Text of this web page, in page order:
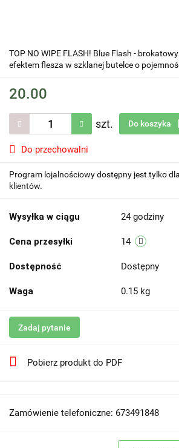
TOP NO WIPE FLASH! Blue Flash -
efektem flesza w szklanej butelce o
20.00
szt. Do koszyka
Do przechowalni
Program lojalnościowy dostępny jest tylko
klientów.
Wysyłka w ciągu 24 godziny
Cena przesyłki 14
Dostępność Dostępny
Waga 0.15 kg
Zadaj pytanie
Pobierz produkt do PDF
Zamówienie telefoniczne: 673491848